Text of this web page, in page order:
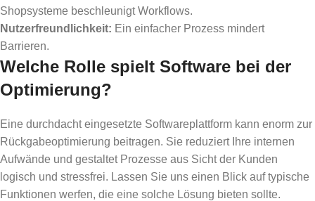
Shopsysteme beschleunigt Workflows.
Nutzerfreundlichkeit: Ein einfacher Prozess mindert
Barrieren.
Welche Rolle spielt Software bei der
Optimierung?
Eine durchdacht eingesetzte Softwareplattform kann enorm zur
Rückgabeoptimierung beitragen. Sie reduziert Ihre internen
Aufwände und gestaltet Prozesse aus Sicht der Kunden
logisch und stressfrei. Lassen Sie uns einen Blick auf typische
Funktionen werfen, die eine solche Lösung bieten sollte.